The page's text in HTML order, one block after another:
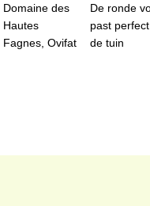
Domaine des
Hautes
Fagnes, Ovifat
De ronde
past
de tuin